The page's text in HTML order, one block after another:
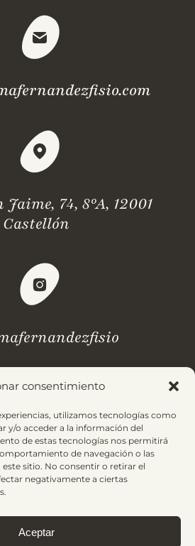
consentimiento
utilizamos tecnologías como
y/o acceder a la información del
de estas tecnologías nos permitirá
de navegación o las
sitio. No consentir o retirar el
negativamente a ciertas
Aceptar
Jaime, 74, 8ºA, 12001
Castellón
Política de Privacidad
Política de Cookies
Todos los derechos reservados |